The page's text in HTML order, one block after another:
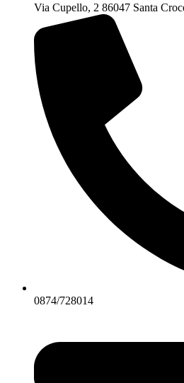
Via Cupello, 2 86047 Santa
0874/728014